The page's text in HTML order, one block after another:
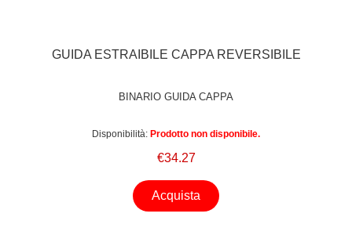
GUIDA ESTRAIBILE CAPPA REVERSIBILE
BINARIO GUIDA CAPPA
Disponibilità: Prodotto non disponibile.
€34.27
Acquista